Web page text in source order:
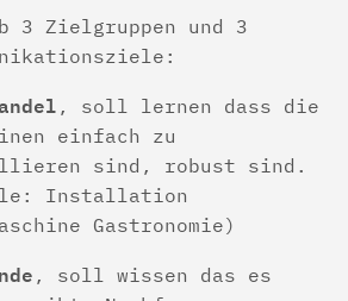
3 Zielgruppen und 3
, soll lernen dass die
einfach zu
sind, robust sind.
Installation
Gastronomie)
, soll wissen das es